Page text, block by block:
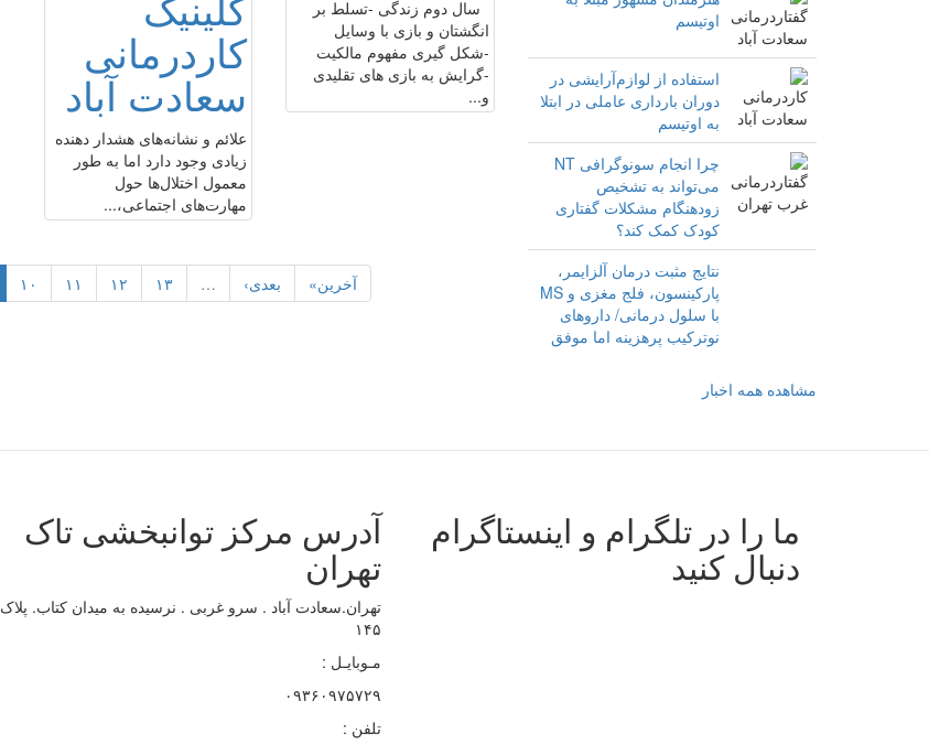
کاردرمانی
سعادت آباد
علائم و نشانه‌های هشدار دهنده
زیادی وجود دارد اما به طور
معمول اختلال‌ها حول
مهارت‌های اجتماعی،...
سال دوم زندگى -تسلط بر
انگشتان و بازى با وسايل
-شكل گيرى مفهوم مالكيت
-گرايش به بازى هاى تقليدى
و...
۱۰ ۱۱ ۱۲ ۱۳ … بعدی› آخرین»
اوتیسم
استفاده از لوازم‌آرایشی در
دوران بارداری عاملی در ابتلا
به اوتیسم
چرا انجام سونوگرافی NT
می‌تواند به تشخیص
زودهنگام مشکلات گفتاری
کودک کمک کند؟
نتایج مثبت درمان آلزایمر،
پارکینسون، فلج مغزی و MS
با سلول درمانی/ داروهای
نوترکیب پرهزینه اما موفق‌‌
مشاهده همه اخبار
آدرس مرکز توانبخشی تاک
تهران
تهران.سعادت آباد . سرو غربی . نرسیده به میدان کتاب. پلاک
۱۴۵
مـوبایـل :
۰۹۳۶۰۹۷۵۷۲۹
تلفن :
ما را در تلگرام و اینستاگرام
دنبال کنید